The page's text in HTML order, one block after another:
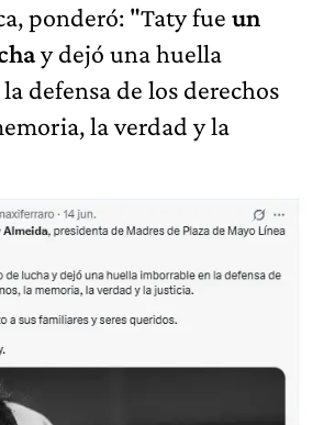
ponderó: "Taty fue un
y dejó una huella
defensa de los derechos
la verdad y la